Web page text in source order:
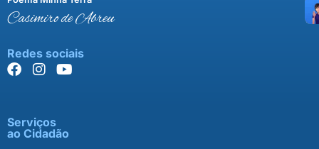
Casimiro de Abreu
Redes sociais
Serviços
ao Cidadão